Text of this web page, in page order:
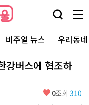
검
창
열
기
메
뉴
전
체
보
비주얼 뉴스 우리동
강버스에 협조하
좋
0조회 310